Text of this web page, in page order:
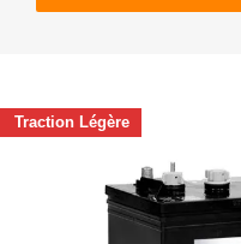
Traction Légère